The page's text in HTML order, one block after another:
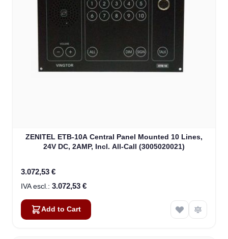
ZENITEL ETB-10A Central Panel Mounted 10 Lines,
24V DC, 2AMP, Incl. All-Call (3005020021)
3.072,53 €
3.072,53 €
Add to Cart